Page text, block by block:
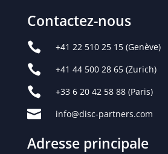
Contactez-nous
 +41 22 510 25 15(Genève)
 +41 44 500 28 65(Zurich)
 +33 6 20 42 58 88 (Paris)
 info@disc-partners.com
Adresse principale